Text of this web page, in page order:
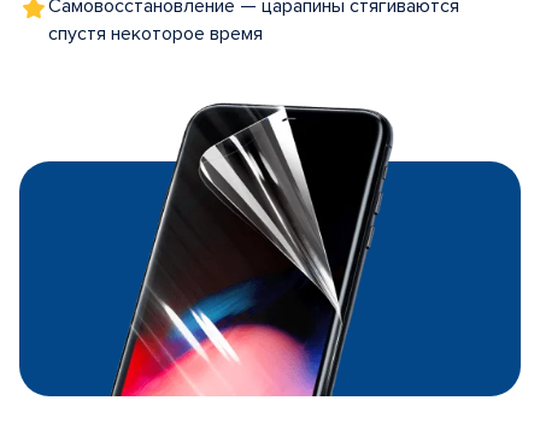
Самовосстановление — царапины стягиваются
спустя некоторое время